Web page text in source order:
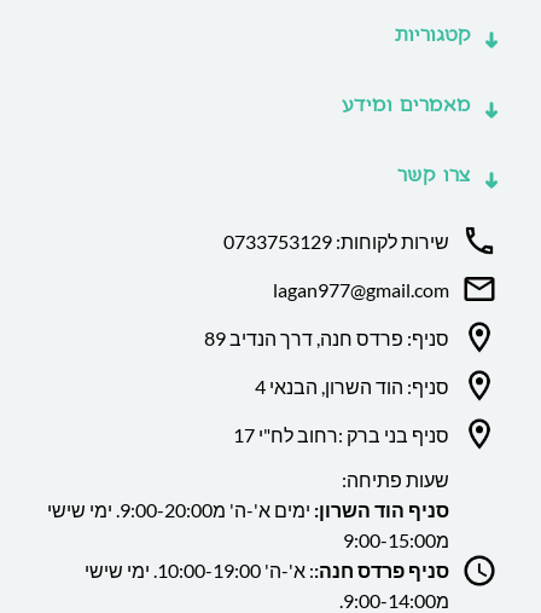
קטגוריות
מאמרים ומידע
צרו קשר
שירות לקוחות: 0733753129
lagan977@gmail.com
סניף: פרדס חנה, דרך הנדיב 89
סניף: הוד השרון, הבנאי 4
סניף בני ברק :רחוב לח"י 17
שעות פתיחה:
סניף הוד השרון:
ימים א'-ה' מ9:00-20:00. ימי שישי
מ9:00-15:00
סניף פרדס חנה:
: א'-ה' 10:00-19:00. ימי שישי
מ9:00-14:00.